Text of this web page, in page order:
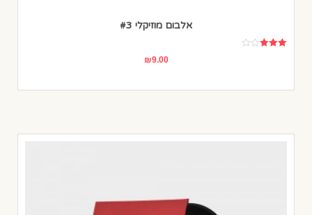
אלבום מוזיקלי #3
₪9.00